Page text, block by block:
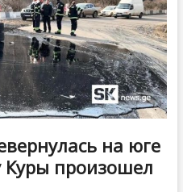
n
на юге
Куры произошел